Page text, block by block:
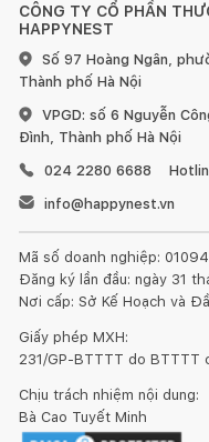
CÔNG TY CỔ PHẦN
HAPPYNEST
Số 97 Hoàng Ngân,
Thành phố Hà Nội
VPGD: số 6 Nguyễn
Đình, Thành phố Hà Nội
024 2280 6688
info@happynest.vn
Mã số doanh nghiệp:
Đăng ký lần đầu: ngày 31
Nơi cấp: Sở Kế Hoạch và
Giấy phép MXH:
231/GP-BTTTT do BTTTT
Chịu trách nhiệm nội dung:
Bà Cao Tuyết Minh